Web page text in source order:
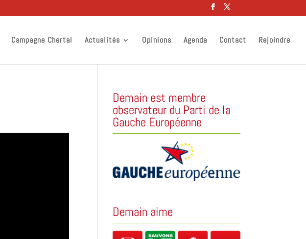
Campagne Chertal Actualités Opinions Agenda Contact Rejoindre
Demain est membre
observateur du Parti de la
Gauche Européenne
Demain aime